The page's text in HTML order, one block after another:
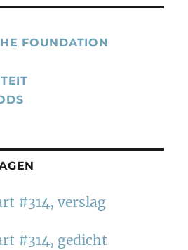
FOUNDATION
#314, verslag
#314, gedicht